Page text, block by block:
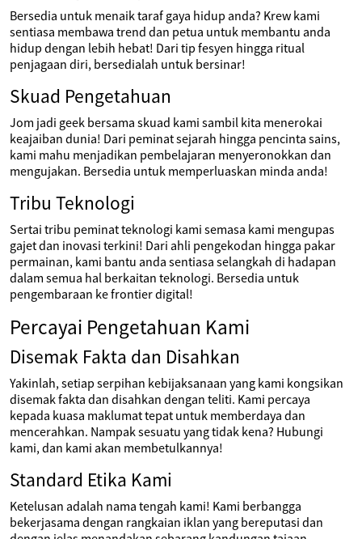
Bersedia untuk menaik taraf gaya hidup anda? Krew kami
sentiasa membawa trend dan petua untuk membantu anda
hidup dengan lebih hebat! Dari tip fesyen hingga ritual
penjagaan diri, bersedialah untuk bersinar!
Skuad Pengetahuan
Jom jadi geek bersama skuad kami sambil kita menerokai
keajaiban dunia! Dari peminat sejarah hingga pencinta sains,
kami mahu menjadikan pembelajaran menyeronokkan dan
mengujakan. Bersedia untuk memperluaskan minda anda!
Tribu Teknologi
Sertai tribu peminat teknologi kami semasa kami mengupas
gajet dan inovasi terkini! Dari ahli pengekodan hingga pakar
permainan, kami bantu anda sentiasa selangkah di hadapan
dalam semua hal berkaitan teknologi. Bersedia untuk
pengembaraan ke frontier digital!
Percayai Pengetahuan Kami
Disemak Fakta dan Disahkan
Yakinlah, setiap serpihan kebijaksanaan yang kami kongsikan
disemak fakta dan disahkan dengan teliti. Kami percaya
kepada kuasa maklumat tepat untuk memberdaya dan
mencerahkan. Nampak sesuatu yang tidak kena? Hubungi
kami, dan kami akan membetulkannya!
Standard Etika Kami
Ketelusan adalah nama tengah kami! Kami berbangga
bekerjasama dengan rangkaian iklan yang bereputasi dan